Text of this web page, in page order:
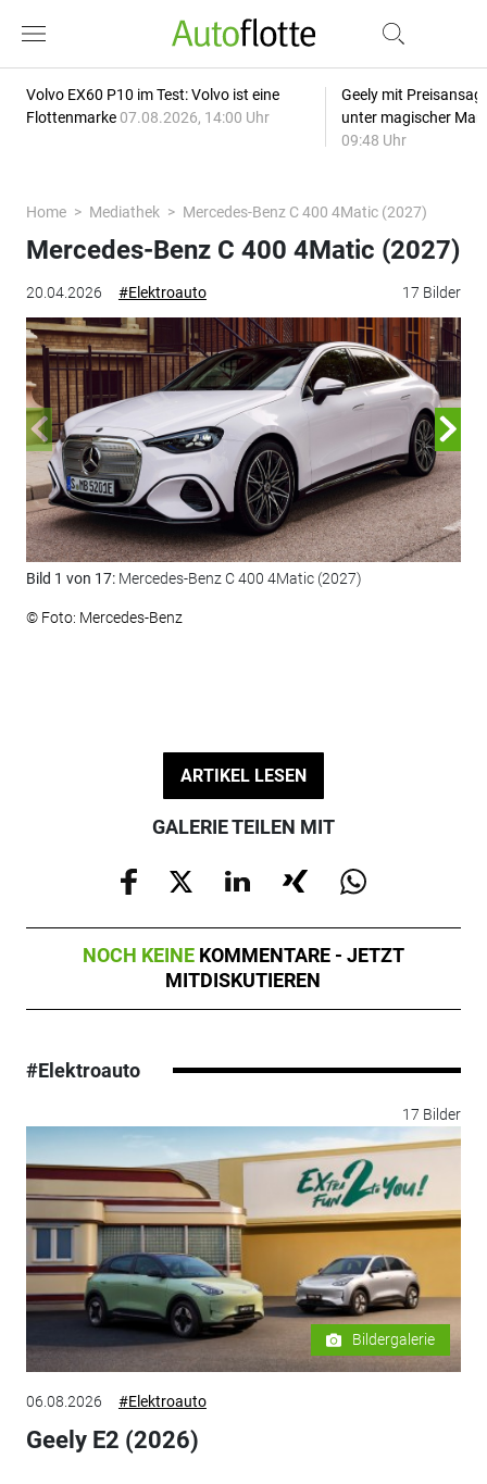
Volvo EX60 P10 im Test: Volvo ist eine
Flottenmarke 07.08.2026, 14:00 Uhr
Geely mit
unter magischer
09:48 Uhr
Home Mediathek Mercedes-Benz C 400 4Matic (2027)
20.04.2026 #Elektroauto 17 Bilder
Mercedes-Benz C 400 4Matic (2027)
Bild 1 von 17: Mercedes-Benz C 400 4Matic (2027)
© Foto: Mercedes-Benz
ARTIKEL LESEN
GALERIE TEILEN MIT
NOCH KEINE KOMMENTARE - JETZT
MITDISKUTIEREN
#Elektroauto
17 Bilder
Bildergalerie
06.08.2026 #Elektroauto
Geely E2 (2026)